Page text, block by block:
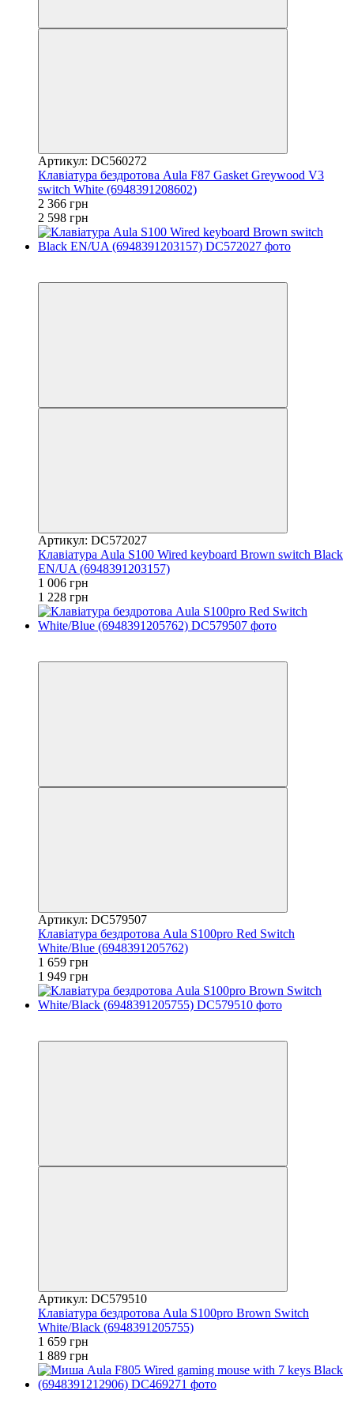
Артикул: DC560272
Клавіатура бездротова Aula F87 Gasket Greywood V3
switch White (6948391208602)
2 366 грн
2 598 грн
Артикул: DC572027
Клавіатура Aula S100 Wired keyboard Brown switch Black
EN/UA (6948391203157)
1 006 грн
1 228 грн
Артикул: DC579507
Клавіатура бездротова Aula S100pro Red Switch
White/Blue (6948391205762)
1 659 грн
1 949 грн
Артикул: DC579510
Клавіатура бездротова Aula S100pro Brown Switch
White/Black (6948391205755)
1 659 грн
1 889 грн